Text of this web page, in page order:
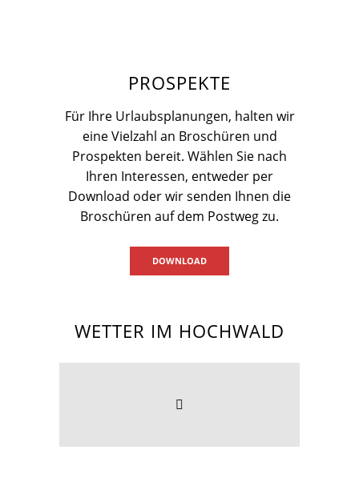
PROSPEKTE
Für Ihre Urlaubsplanungen, halten wir
eine Vielzahl an Broschüren und
Prospekten bereit. Wählen Sie nach
Ihren Interessen, entweder per
Download oder wir senden Ihnen die
Broschüren auf dem Postweg zu.
DOWNLOAD
WETTER IM HOCHWALD